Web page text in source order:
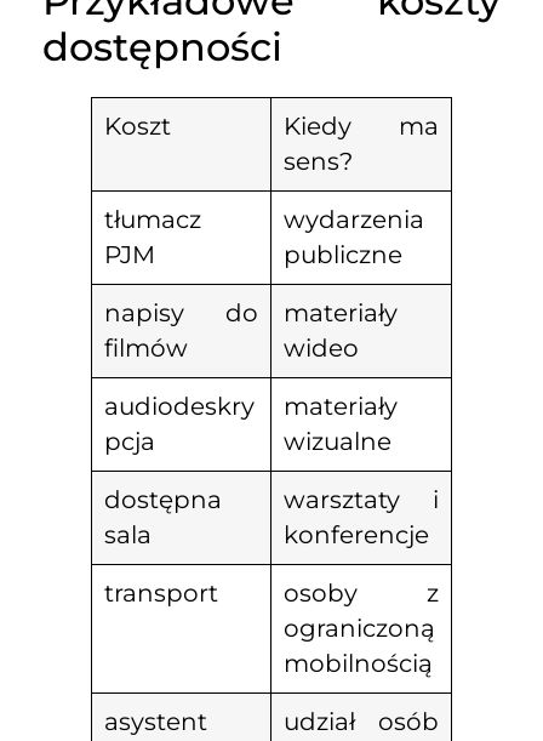
dostępności
Koszt
Kiedy ma
sens?
tłumacz
PJM
wydarzenia
publiczne
napisy do
filmów
materiały
wideo
audiodeskry
pcja
materiały
wizualne
dostępna
sala
warsztaty i
konferencje
transport
osoby z
ograniczoną
mobilnością
asystent
udział osób